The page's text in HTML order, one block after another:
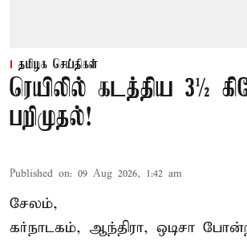
தமிழக செய்திகள்
ரெயிலில் கடத்திய 3½
பறிமுதல்!
Published on: 09 Aug 2026, 1:42 am
சேலம்,
கர்நாடகம், ஆந்திரா, ஒடிசா